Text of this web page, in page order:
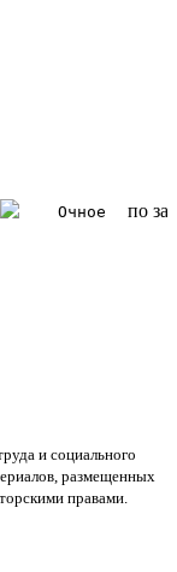
Очное по
и социального
размещенных
правами.